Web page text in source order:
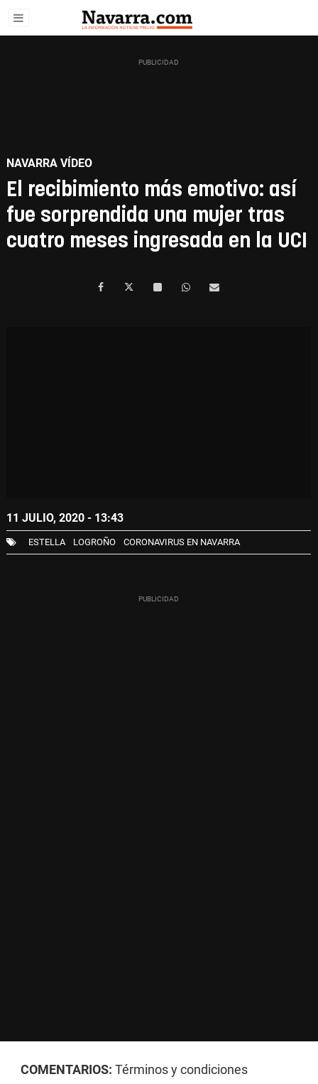
NAVARRA VÍDEO
El recibimiento más emotivo: así
fue sorprendida una mujer tras
cuatro meses ingresada en la UCI
11 JULIO, 2020 - 13:43
ESTELLA LOGROÑO CORONAVIRUS EN NAVARRA
COMENTARIOS: Términos y condiciones